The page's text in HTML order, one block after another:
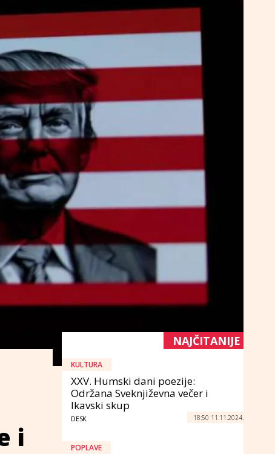
i
NAJČITANIJE
KULTURA
XXV. Humski dani poezije:
Održana Sveknjiževna večer i
Ikavski skup
DESK 18:50 11.11.2024.
POPLAVE